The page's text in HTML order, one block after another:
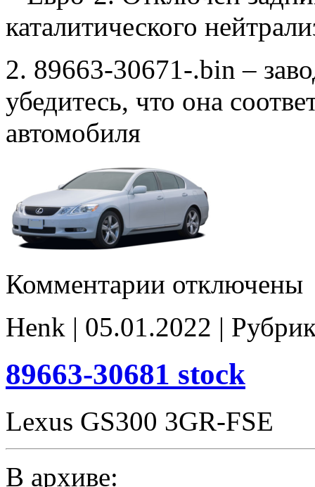
каталитического
2. 89663-30671-.bin –
убедитесь, что она
автомобиля
Комментарии записи
Stage1
E2
отключены
Henk | 05.01.2022 |
89663-30681 stock
Lexus GS300 3GR-FSE
В архиве: